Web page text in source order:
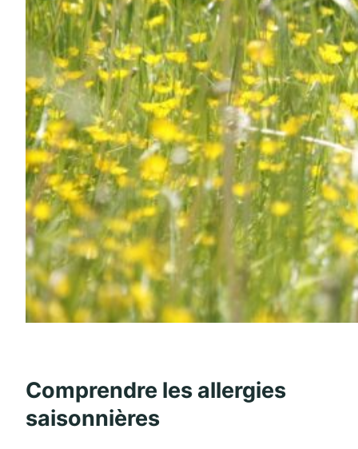
Comprendre les allergies
saisonnières